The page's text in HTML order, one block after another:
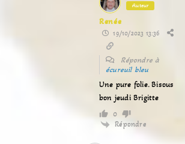
Auteur
Renée
19/10/2023 13:36
Répondre à
écureuil bleu
Une pure folie. Bisous
bon jeudi Brigitte
0
Répondre